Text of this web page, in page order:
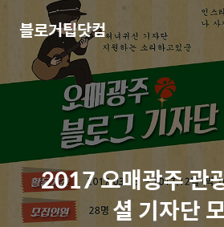
블로거팁닷컴
2017 오매광주 관
셜 기자단